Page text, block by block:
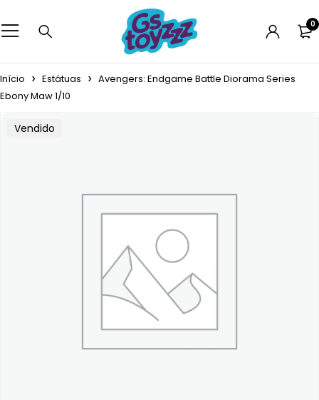
0
Início Estátuas
Avengers: Endgame Battle Diorama Series
Ebony Maw 1/10
Vendido